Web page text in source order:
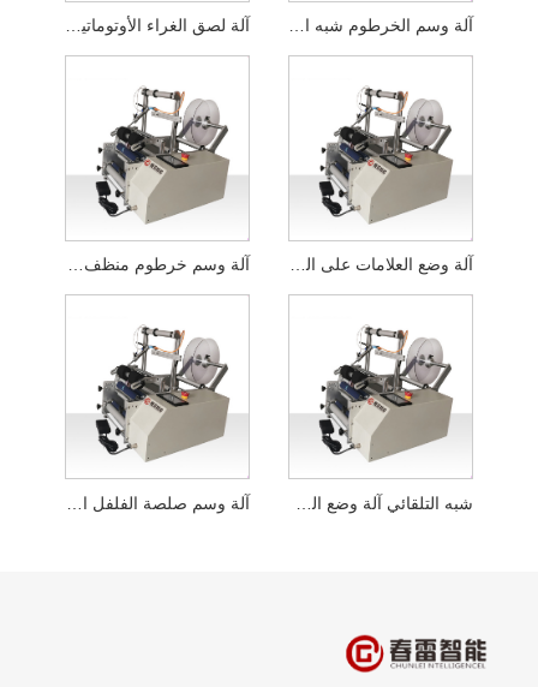
آلة وضع العلامات على الزجاجات المسطحة السائلة شبه الأوتوماتيكية
شبه التلقائي آلة وضع العلامات على زجاجة مسحوق مجفف بالتجميد